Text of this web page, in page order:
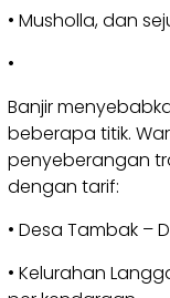
• Musholla, dan
•
Banjir
beberapa titik.
penyeberangan
dengan tarif:
• Desa Tambak –
• Kelurahan